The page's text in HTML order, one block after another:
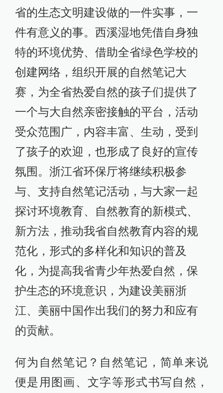
省的生态文明建设做的一件实事，一
件有意义的事。西溪湿地凭借自身独
特的环境优势、借助全省绿色学校的
创建网络，组织开展的自然笔记大
赛，为全省热爱自然的孩子们提供了
一个与大自然亲密接触的平台，活动
受众范围广，内容丰富、生动，受到
了孩子的欢迎，也形成了良好的宣传
氛围。浙江省环保厅将继续积极参
与、支持自然笔记活动，与大家一起
探讨环境教育、自然教育的新模式、
新方法，推动我省自然教育内容的规
范化，形式的多样化和知识的普及
化，为提高我省青少年热爱自然，保
护生态的环境意识，为建设美丽浙
江、美丽中国作出我们的努力和应有
的贡献。
何为自然笔记？自然笔记，简单来说
便是用图画、文字等形式书写自然，